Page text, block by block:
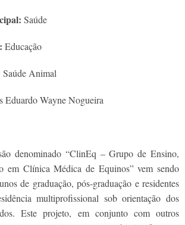
Saúde
Educação
Saúde Animal
Eduardo Wayne Nogueira
denominado “ClinEq – Grupo de Ensino,
em Clínica Médica de Equinos” vem sendo
de graduação, pós-graduação e residentes
multiprofissional sob orientação dos
Este projeto, em conjunto com outros